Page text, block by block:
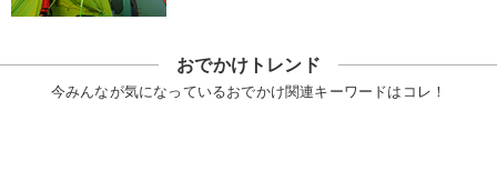
おでかけトレンド
今みんなが気になっているおでかけ関連キーワードはコレ！